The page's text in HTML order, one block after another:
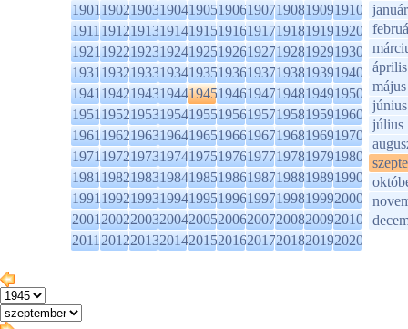
1901190219031904190519061907190819091910
1911191219131914191519161917191819191920
1921192219231924192519261927192819291930
1931193219331934193519361937193819391940
1941194219431944194519461947194819491950
1951195219531954195519561957195819591960
1961196219631964196519661967196819691970
1971197219731974197519761977197819791980
1981198219831984198519861987198819891990
1991199219931994199519961997199819992000
2001200220032004200520062007200820092010
2011201220132014201520162017201820192020
január
április
május
június
július